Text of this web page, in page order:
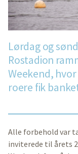
Lørdag og
Rostadion
Weekend,
roere fik
Alle forbehold var
inviterede til årets